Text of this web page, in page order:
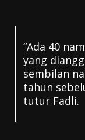
“Ada 40
yang
sembilan
tahun
tutur Fadli.